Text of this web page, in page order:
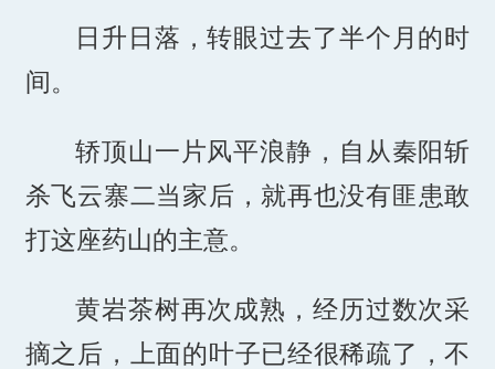
日升日落，转眼过去了半个月的时
间。
轿顶山一片风平浪静，自从秦阳斩
杀飞云寨二当家后，就再也没有匪患敢
打这座药山的主意。
黄岩茶树再次成熟，经历过数次采
摘之后，上面的叶子已经很稀疏了，不